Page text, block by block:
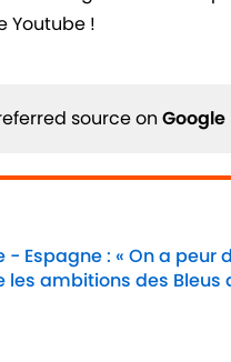
Youtube !
source on Google
- Espagne : « On a peur
les ambitions des Bleus